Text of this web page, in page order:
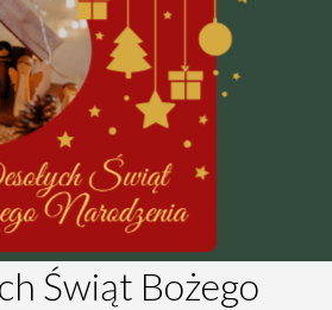
Świąt Bożego